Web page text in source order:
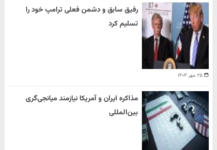
۲۵ مهر ۱۴۰۴
رفیق سابق و دشمن فعلی ترامپ خود را
تسلیم کرد
مذاکره ایران و آمریکا نیازمند میانجی‌گری
بین‌المللی